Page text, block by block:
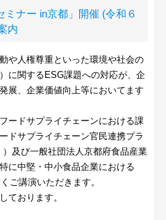
ミナー in京都」開催 (令和６
内
や人権尊重といった環境や社会の
に関するESG課題への対応が、企
展、企業価値向上等においてます
ードサプライチェーンにおける課
ドサプライチェーン官民連携プラ
及び一般社団法人京都府食品産業
に中堅・中小食品企業における
ご講演いただきます。
ております。